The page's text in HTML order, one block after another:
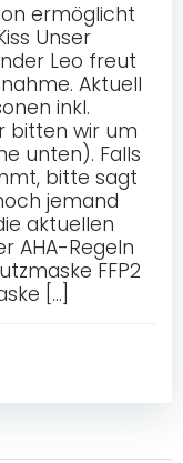
ermöglicht
Unser
Leo freut
Aktuell
inkl.
bitten wir um
unten). Falls
bitte sagt
jemand
aktuellen
AHA-Regeln
FFP2
[…]